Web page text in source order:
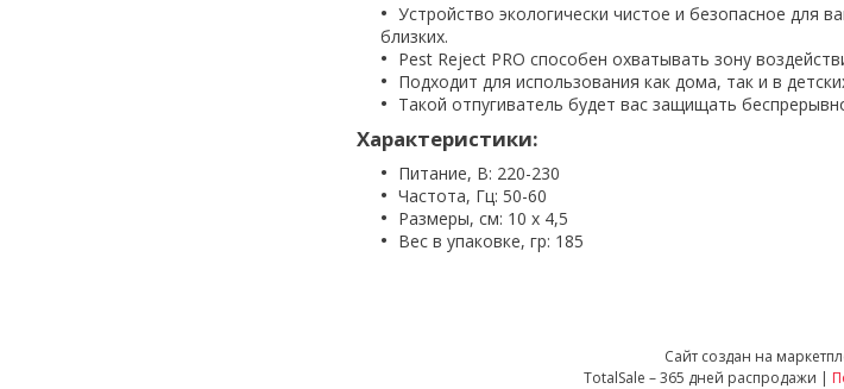
Устройство экологически чистое и безопасное для
близких.
Pest Reject PRO способен охватывать зону
Подходит для использования как дома, так и в
Такой отпугиватель будет вас защищать
Характеристики:
Питание, В: 220-230
Частота, Гц: 50-60
Размеры, см: 10 х 4,5
Вес в упаковке, гр: 185
Сайт создан на
TotalSale – 365 дней распродажи |